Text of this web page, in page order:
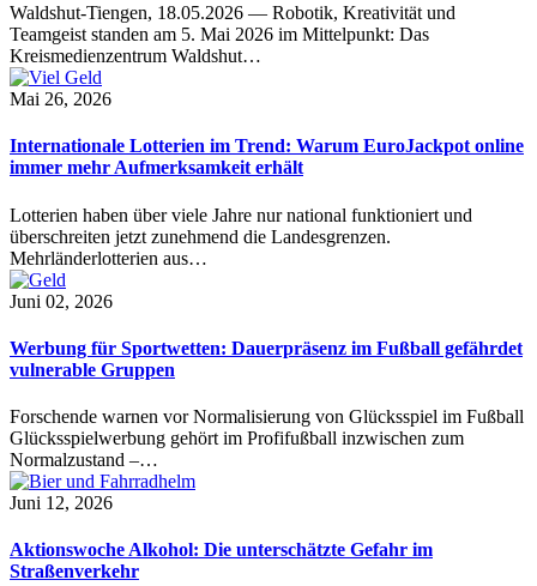
Waldshut-Tiengen, 18.05.2026 — Robotik, Kreativität und
Teamgeist standen am 5. Mai 2026 im Mittelpunkt: Das
Kreismedienzentrum Waldshut…
Mai 26, 2026
Internationale Lotterien im Trend: Warum EuroJackpot online
immer mehr Aufmerksamkeit erhält
Lotterien haben über viele Jahre nur national funktioniert und
überschreiten jetzt zunehmend die Landesgrenzen.
Mehrländerlotterien aus…
Juni 02, 2026
Werbung für Sportwetten: Dauerpräsenz im Fußball gefährdet
vulnerable Gruppen
Forschende warnen vor Normalisierung von Glücksspiel im Fußball
Glücksspielwerbung gehört im Profifußball inzwischen zum
Normalzustand –…
Juni 12, 2026
Aktionswoche Alkohol: Die unterschätzte Gefahr im
Straßenverkehr